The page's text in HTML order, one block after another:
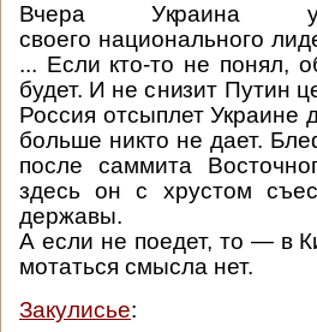
Вчера Украина
своего национального
... Если кто-то не понял,
будет. И не снизит Путин
Россия отсыплет Украине
больше никто не дает.
после саммита
здесь он с хрустом
державы.
А если не поедет, то — в
мотаться смысла нет.
Закулисье: